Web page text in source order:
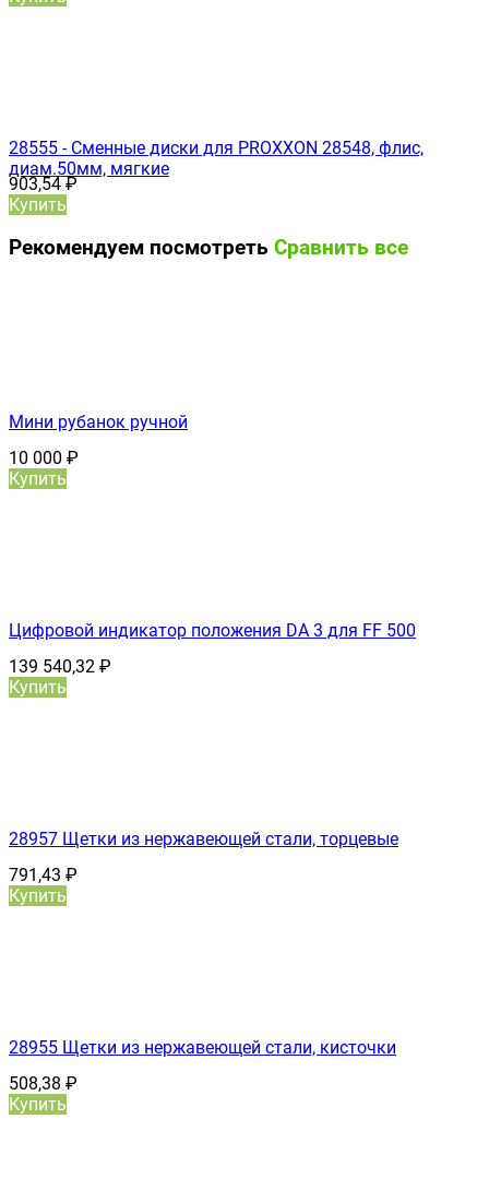
28555 - Сменные диски для PROXXON 28548, флис,
диам.50мм, мягкие
903,54₽
Купить
Рекомендуем посмотреть Сравнить все
Мини рубанок ручной
10 000 ₽
Купить
Цифровой индикатор положения DA 3 для FF 500
139 540,32 ₽
Купить
28957 Щетки из нержавеющей стали, торцевые
791,43 ₽
Купить
28955 Щетки из нержавеющей стали, кисточки
508,38 ₽
Купить